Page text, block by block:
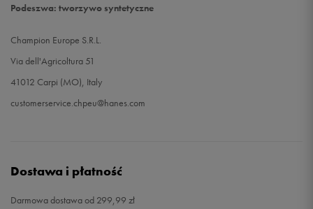
Podeszwa: tworzywo syntetyczne
Champion Europe S.R.L.
Via dell'Agricoltura 51
41012 Carpi (MO), Italy
customerservice.chpeu@hanes.com
Dostawa i płatność
Darmowa dostawa od 299,99 zł